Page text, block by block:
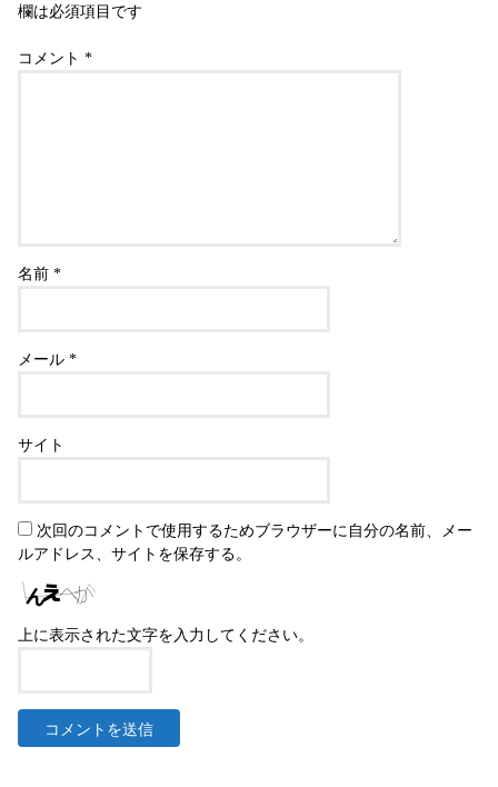
欄は必須項目です
コメント*
名前*
メール*
サイト
次回のコメントで使用するためブラウザーに自分の名前、メー
ルアドレス、サイトを保存する。
上に表示された文字を入力してください。